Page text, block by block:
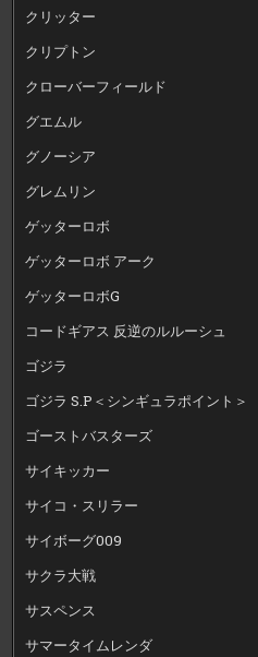
クリッター
クリプトン
クローバーフィールド
グエムル
グノーシア
グレムリン
ゲッターロボ
ゲッターロボ アーク
ゲッターロボG
コードギアス 反逆のルルーシュ
ゴジラ
ゴジラ S.P＜シンギュラポイント＞
ゴーストバスターズ
サイキッカー
サイコ・スリラー
サイボーグ009
サクラ大戦
サスペンス
サマータイムレンダ